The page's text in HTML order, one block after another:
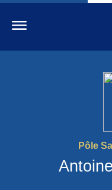
Pôle
La
Découvrez
S’informer